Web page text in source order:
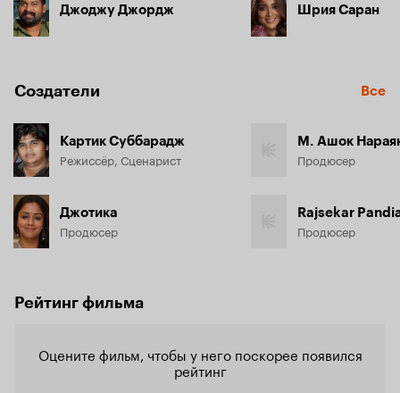
Джоджу Джордж Шрия Саран
Создатели Все
Картик Суббарадж
Режиссёр, Сценарист
Джотика
Продюсер
М. Ашок
Продюсер
Rajsekar
Продюсер
Рейтинг фильма
Оцените фильм, чтобы у него поскорее появился
рейтинг